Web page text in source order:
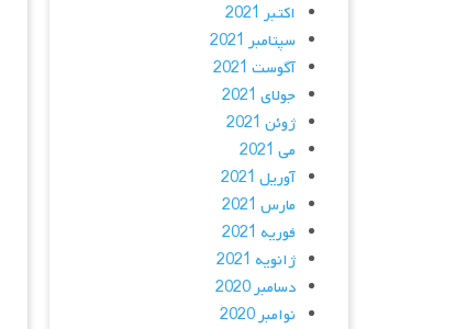
اکتبر 2021
سپتامبر 2021
آگوست 2021
جولای 2021
ژوئن 2021
می 2021
آوریل 2021
مارس 2021
فوریه 2021
ژانویه 2021
دسامبر 2020
نوامبر 2020